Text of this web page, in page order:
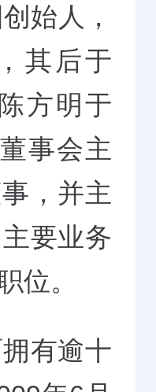
始人，
其后于
方明于
事会主
，并主
要业务
位。
有逾十